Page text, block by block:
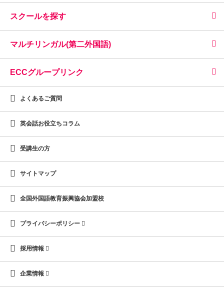
スクールを探す
マルチリンガル(第二外国語)
ECCグループリンク
よくあるご質問
英会話お役立ちコラム
受講生の方
サイトマップ
全国外国語教育振興協会加盟校
プライバシーポリシー
採用情報
企業情報